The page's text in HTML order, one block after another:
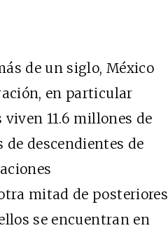
de un siglo, México
en particular
11.6 millones de
de descendientes de
mitad de posteriores
se encuentran en